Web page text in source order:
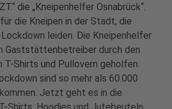
die „Kneipenhelfer Osnabrück“.
die Kneipen in der Stadt, die
leiden. Die Kneipenhelfer
Gaststättenbetreiber durch den
T-Shirts und Pullovern geholfen.
sind so mehr als 60.000
Jetzt geht es in die
Shirts, Hoodies und Jutebeuteln.